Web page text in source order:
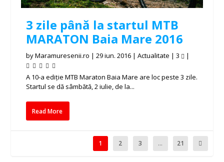
3 zile până la startul MTB
MARATON Baia Mare 2016
byMaramuresenii.ro |29 iun. 2016 |Actualitate |3 |
A 10-a ediție MTB Maraton Baia Mare are loc peste 3 zile.
Startul se dă sâmbătă, 2 iulie, de la...
Read More
1 2 3 ... 21